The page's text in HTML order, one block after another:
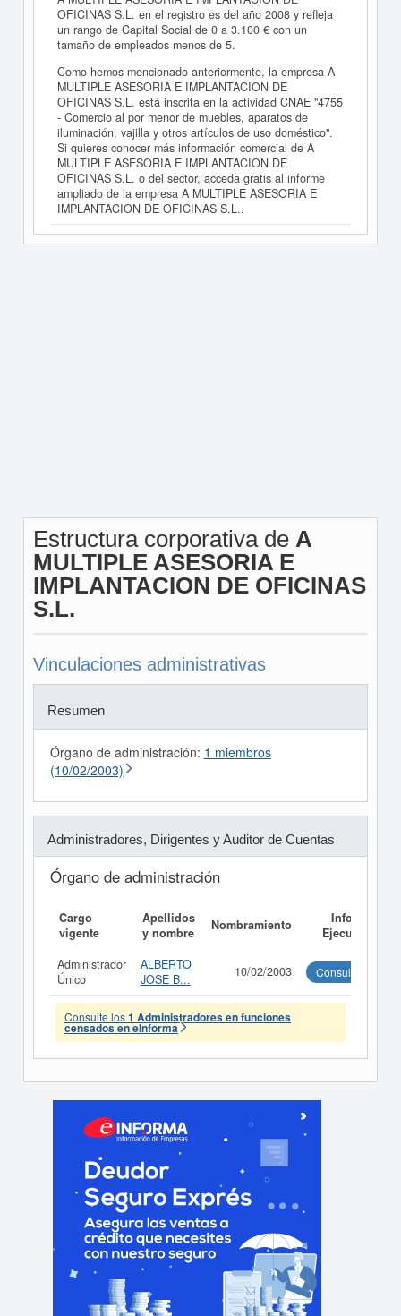
OFICINAS S.L. en el registro es del año 2008 y refleja
un rango de Capital Social de 0 a 3.100 € con un
tamaño de empleados menos de 5.
Como hemos mencionado anteriormente, la empresa A
MULTIPLE ASESORIA E IMPLANTACION DE
OFICINAS S.L. está inscrita en la actividad CNAE "4755
- Comercio al por menor de muebles, aparatos de
iluminación, vajilla y otros artículos de uso doméstico".
Si quieres conocer más información comercial de A
MULTIPLE ASESORIA E IMPLANTACION DE
OFICINAS S.L. o del sector, acceda gratis al informe
ampliado de la empresa A MULTIPLE ASESORIA E
IMPLANTACION DE OFICINAS S.L..
Estructura corporativa de A
MULTIPLE ASESORIA E
IMPLANTACION DE OFICINAS
S.L.
Vinculaciones administrativas
Resumen
Órgano de administración: 1 miembros
(10/02/2003)
Administradores, Dirigentes y Auditor de Cuentas
Órgano de administración
Cargo
vigente
Apellidos
y nombre
Nombramiento
Informe
Ejecutivo
Administrador
Único
ALBERTO
JOSE B...
10/02/2003 Consultar
Consulte los1 Administradores en funciones
censados en eInforma